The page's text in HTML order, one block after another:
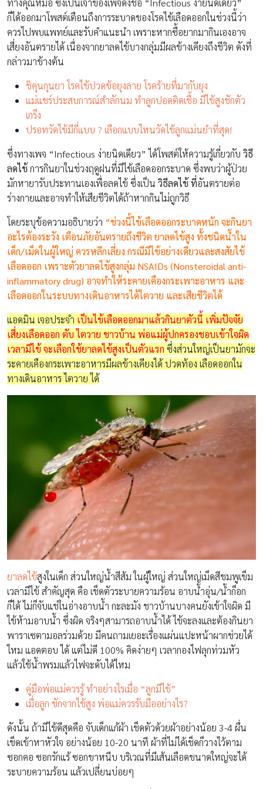
ก็ได้ออกมาโพสต์เตือนถึงการระบาดของโรคไข้เลือดออกในช่วงนี้ว่า
ควรไปพบแพทย์และรับคำแนะนำ เพราะหากซื้อยากมากินเองอาจ
เสี่ยงอันตรายได้ เนื่องจากยาลดไข้บางกลุ่มมีผลข้างเคียงถึงชีวิต ดังที่
กล่าวมาข้างต้น
ชิคุนกุนยา โรคไข้ปวดข้อยุงลาย โรคร้ายที่มากับยุง
แม่แชร์ประสบการณ์สำลักนม ทำลูกปอดติดเชื้อ มีไข้สูงชักตัว
เกร็ง
ปรอทวัดไข้มีกี่แบบ ? เลือกแบบไหนวัดไข้ลูกแม่นยำที่สุด!
ซึ่งทางเพจ “Infectious ง่ายนิดเดียว” ได้โพสต์ให้ความรู้เกี่ยวกับ วิธี
ลดไข้การกินยาในช่วงฤดูฝนที่มีไข้เลือดออกระบาด ซึ่งพบว่าผู้ป่วย
มักหายารับประทานเองเพื่อลดไข้ ซึ่งเป็น วิธีลดไข้ ที่อันตรายต่อ
ร่างกายและอาจทำให้เสียชีวิตได้ถ้าหากกินไม่ถูกวิธี
โดยระบุข้อความอธิบายว่า “ช่วงนี้ไข้เลือดออกระบาดหนัก จะกินยา
อะไรต้องระวัง เตือนภัยอันตรายถึงชีวิต ยาลดไข้สูง ทั้งชนิดน้ำใน
เด็ก/เม็ดในผู้ใหญ่ ควรหลีกเลี่ยง กรณีมีไข้อย่างเดียวและสงสัยไข้
เลือดออก เพราะตัวยาลดไข้สูงกลุ่ม NSAIDs (Nonsteroidal anti-
inflammatory drug) อาจทำให้ระคายเคืองกระเพาะอาหาร และ
เลือดออกในระบบทางเดินอาหารได้ไตวาย และเสียชีวิตได้
แอดมิน เจอประจำ เป็นไข้เลือดออกมาแล้วกินยาตัวนี้ เพิ่มปัจจัย
เสี่ยงเลือดออก ตับ ไตวาย ชาวบ้าน พ่อแม่ผู้ปกครองชอบเข้าใจผิด
เวลามีไข้ จะเลือกใช้ยาลดไข้สูงเป็นตัวแรก ซึ่งส่วนใหญ่เป็นยามักจะ
ระคายเคืองกระเพาะอาหารมีผลข้างเคียงได้ ปวดท้อง เลือดออกใน
ทางเดินอาหาร ไตวาย ได้
ยาลดไข้สูงในเด็ก ส่วนใหญ่น้ำสีส้ม ในผู้ใหญ่ ส่วนใหญ่เม็ดสีชมพูเข็ม
เวลามีไข้ สำคัญสุด คือ เช็ดตัวระบายความร้อน อาบน้ำอุ่น/น้ำก็อก
ก็ได้ ไม่ก็จับแช่ในอ่างอาบน้ำ กะละมัง ชาวบ้านบางคนยังเข้าใจผิด มี
ไข้ห้ามอาบน้ำ ซึ่งผิด จริงๆสามารถอาบน้ำได้ ไข้จะลงและต้องกินยา
พาราเซตามอลร่วมด้วย มีคนถามเยอะเรื่องแผ่นแปะหน้าผากช่วยได้
ไหม แอดตอบ ได้ แต่ไม่ดี 100% คิดง่ายๆ เวลากองไฟลุกท่วมหัว
แล้วใช้น้ำพรมแล้วไฟจะดับได้ไหม
คู่มือพ่อแม่ควรรู้ ทำอย่างไรเมื่อ “ลูกมีไข้”
เมื่อลูก ชักจากไข้สูง พ่อแม่ควรรับมืออย่างไร?
ดังนั้น ถ้ามีไข้ดีสุดคือ จับเด็กแก้ผ้า เช็ดตัวด้วยผ้าอย่างน้อย 3-4 ผื่น
เช็ดเข้าหาหัวใจ อย่างน้อย 10-20 นาที ผ้าที่ไม่ได้เช็ดก็วางไว้ตาม
ซอกคอ ซอกรักแร้ ซอกขาหนีบ บริเวณที่มีเส้นเลือดขนาดใหญ่จะได้
ระบายความร้อน แล้วเปลี่ยนบ่อยๆ